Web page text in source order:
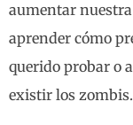
aumentar
aprender cómo
querido probar o
existir los